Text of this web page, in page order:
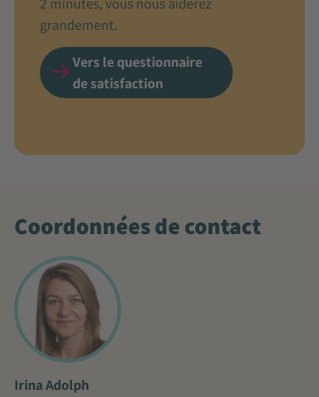
grandement.
Vers le questionnaire
de satisfaction
Coordonnées de contact
Irina Adolph